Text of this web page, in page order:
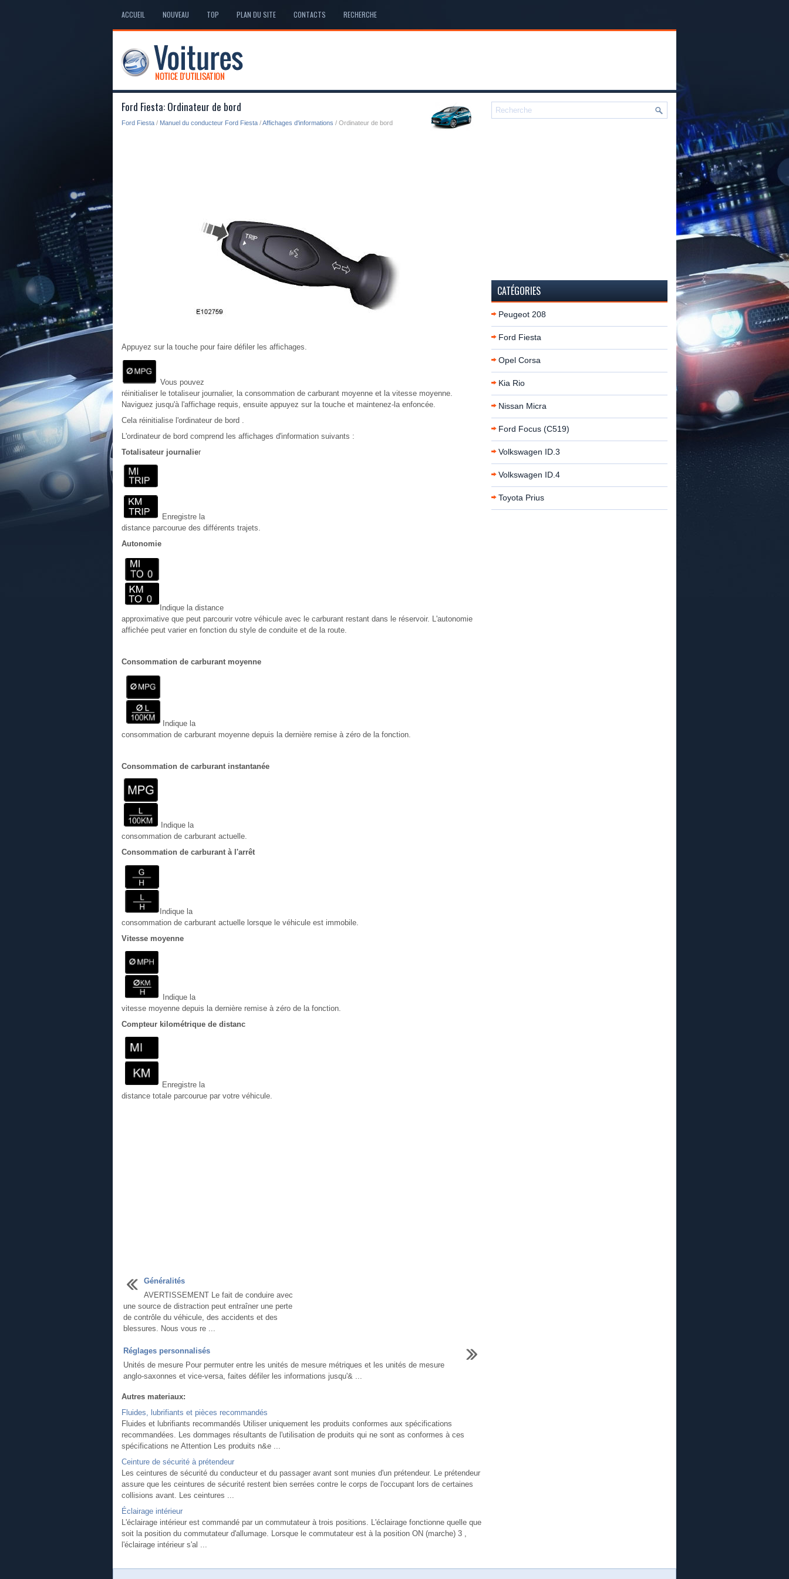
ACCUEIL NOUVEAU TOP PLAN DU SITE CONTACTS RECHERCHE
Ford Fiesta: Ordinateur de bord
Ford Fiesta / Manuel du conducteur Ford Fiesta /Affichages d'informations / Ordinateur de bord
Appuyez sur la touche pour faire défiler les affichages.
Vous pouvez
réinitialiser le totaliseur journalier, la consommation de carburant moyenne et la vitesse moyenne.
Naviguez jusqu'à l'affichage requis, ensuite appuyez sur la touche et maintenez-la enfoncée.
Cela réinitialise l'ordinateur de bord .
L'ordinateur de bord comprend les affichages d'information suivants :
Totalisateur journalier
Enregistre la
distance parcourue des différents trajets.
Autonomie
Indique la distance
approximative que peut parcourir votre véhicule avec le carburant restant dans le réservoir. L'autonomie
affichée peut varier en fonction du style de conduite et de la route.
Consommation de carburant moyenne
Indique la
consommation de carburant moyenne depuis la dernière remise à zéro de la fonction.
Consommation de carburant instantanée
Indique la
consommation de carburant actuelle.
Consommation de carburant à l'arrêt
Indique la
consommation de carburant actuelle lorsque le véhicule est immobile.
Vitesse moyenne
Indique la
vitesse moyenne depuis la dernière remise à zéro de la fonction.
Compteur kilométrique de distanc
Enregistre la
distance totale parcourue par votre véhicule.
Généralités
AVERTISSEMENT Le fait de conduire avec
une source de distraction peut entraîner une perte
de contrôle du véhicule, des accidents et des
blessures. Nous vous re ...
Réglages personnalisés
Unités de mesure Pour permuter entre les unités de mesure métriques et les unités de mesure
anglo-saxonnes et vice-versa, faites défiler les informations jusqu'& ...
Autres materiaux:
Fluides, lubrifiants et pièces recommandés
Fluides et lubrifiants recommandés Utiliser uniquement les produits conformes aux spécifications
recommandées. Les dommages résultants de l'utilisation de produits qui ne sont as conformes à ces
spécifications ne Attention Les produits n&e ...
Ceinture de sécurité à prétendeur
Les ceintures de sécurité du conducteur et du passager avant sont munies d'un prétendeur. Le prétendeur
assure que les ceintures de sécurité restent bien serrées contre le corps de l'occupant lors de certaines
collisions avant. Les ceintures ...
Éclairage intérieur
L'éclairage intérieur est commandé par un commutateur à trois positions. L'éclairage fonctionne quelle que
soit la position du commutateur d'allumage. Lorsque le commutateur est à la position ON (marche) 3 ,
l'éclairage intérieur s'al ...
CATÉGORIES
Peugeot 208
Ford Fiesta
Opel Corsa
Kia Rio
Nissan Micra
Ford Focus (C519)
Volkswagen ID.3
Volkswagen ID.4
Toyota Prius